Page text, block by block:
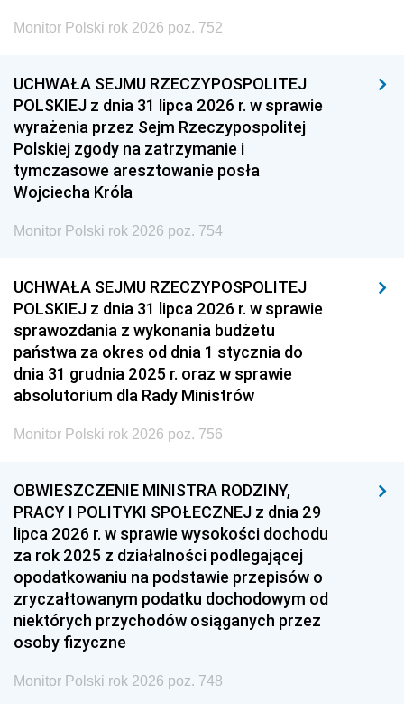
Monitor Polski rok 2026 poz. 752
UCHWAŁA SEJMU RZECZYPOSPOLITEJ
POLSKIEJ z dnia 31 lipca 2026 r. w sprawie
wyrażenia przez Sejm Rzeczypospolitej
Polskiej zgody na zatrzymanie i
tymczasowe aresztowanie posła
Wojciecha Króla
Monitor Polski rok 2026 poz. 754
UCHWAŁA SEJMU RZECZYPOSPOLITEJ
POLSKIEJ z dnia 31 lipca 2026 r. w sprawie
sprawozdania z wykonania budżetu
państwa za okres od dnia 1 stycznia do
dnia 31 grudnia 2025 r. oraz w sprawie
absolutorium dla Rady Ministrów
Monitor Polski rok 2026 poz. 756
OBWIESZCZENIE MINISTRA RODZINY,
PRACY I POLITYKI SPOŁECZNEJ z dnia 29
lipca 2026 r. w sprawie wysokości dochodu
za rok 2025 z działalności podlegającej
opodatkowaniu na podstawie przepisów o
zryczałtowanym podatku dochodowym od
niektórych przychodów osiąganych przez
osoby fizyczne
Monitor Polski rok 2026 poz. 748